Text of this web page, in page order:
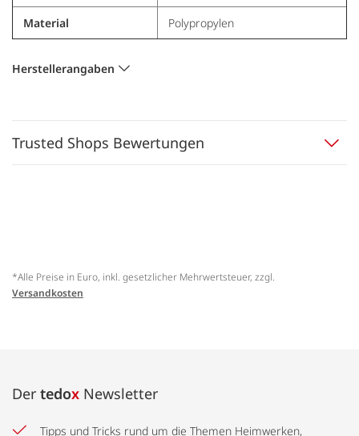
Material Polypropylen
Herstellerangaben
Trusted Shops Bewertungen
*Alle Preise in Euro, inkl. gesetzlicher Mehrwertsteuer, zzgl.
Versandkosten
Der tedox Newsletter
Tipps und Tricks rund um die Themen Heimwerken,